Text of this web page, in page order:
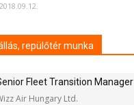
2018.09.12.
repülőtér munka
Fleet Transition Manager
Air Hungary Ltd.